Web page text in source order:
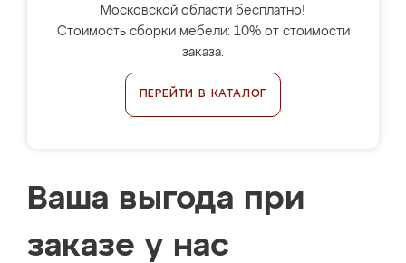
Московской области бесплатно!
Стоимость сборки мебели: 10% от стоимости
заказа.
ПЕРЕЙТИ В КАТАЛОГ
Ваша выгода при
заказе у нас